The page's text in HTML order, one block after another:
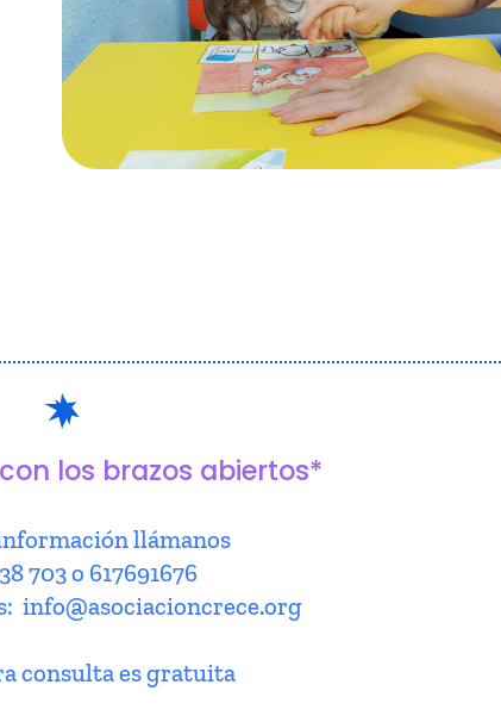
los brazos abiertos*
llámanos
703 o 617691676
info@asociacioncrece.org
consulta es gratuita